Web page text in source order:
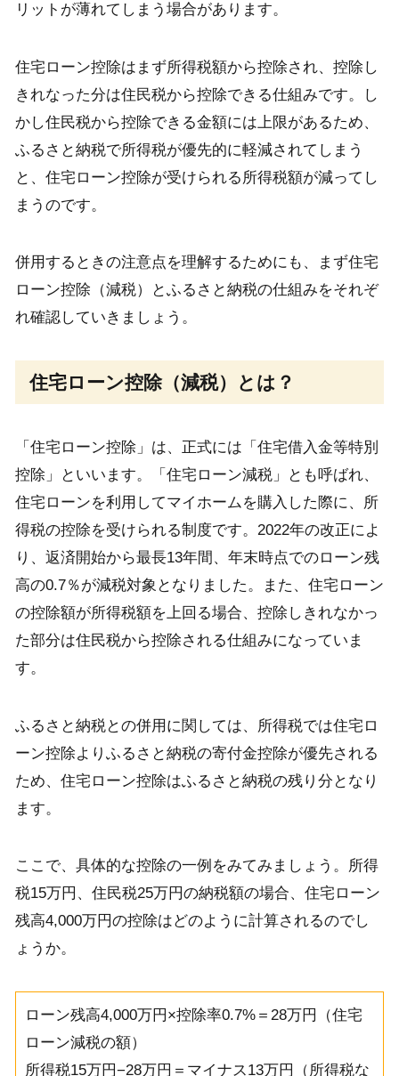
リットが薄れてしまう場合があります。
住宅ローン控除はまず所得税額から控除され、控除し
きれなった分は住民税から控除できる仕組みです。し
かし住民税から控除できる金額には上限があるため、
ふるさと納税で所得税が優先的に軽減されてしまう
と、住宅ローン控除が受けられる所得税額が減ってし
まうのです。
併用するときの注意点を理解するためにも、まず住宅
ローン控除（減税）とふるさと納税の仕組みをそれぞ
れ確認していきましょう。
住宅ローン控除（減税）とは？
「住宅ローン控除」は、正式には「住宅借入金等特別
控除」といいます。「住宅ローン減税」とも呼ばれ、
住宅ローンを利用してマイホームを購入した際に、所
得税の控除を受けられる制度です。2022年の改正によ
り、返済開始から最長13年間、年末時点でのローン残
高の0.7％が減税対象となりました。また、住宅ローン
の控除額が所得税額を上回る場合、控除しきれなかっ
た部分は住民税から控除される仕組みになっていま
す。
ふるさと納税との併用に関しては、所得税では住宅ロ
ーン控除よりふるさと納税の寄付金控除が優先される
ため、住宅ローン控除はふるさと納税の残り分となり
ます。
ここで、具体的な控除の一例をみてみましょう。所得
税15万円、住民税25万円の納税額の場合、住宅ローン
残高4,000万円の控除はどのように計算されるのでし
ょうか。
ローン残高4,000万円×控除率0.7%＝28万円（住宅
ローン減税の額）
所得税15万円−28万円＝マイナス13万円（所得税な